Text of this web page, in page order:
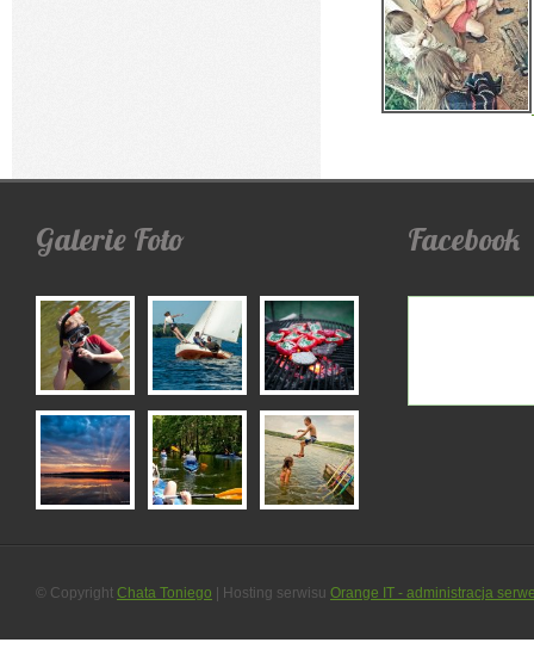
Galerie Foto Facebook
© Copyright Chata Toniego | Hosting serwisu Orange IT - administracja